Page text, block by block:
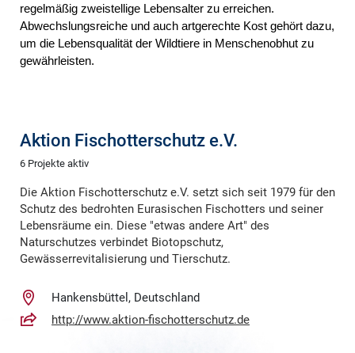
regelmäßig zweistellige Lebensalter zu erreichen.
Abwechslungsreiche und auch artgerechte Kost gehört dazu,
um die Lebensqualität der Wildtiere in Menschenobhut zu
gewährleisten.
Aktion Fischotterschutz e.V.
6 Projekte aktiv
Die Aktion Fischotterschutz e.V. setzt sich seit 1979 für den
Schutz des bedrohten Eurasischen Fischotters und seiner
Lebensräume ein. Diese "etwas andere Art" des
Naturschutzes verbindet Biotopschutz,
Gewässerrevitalisierung und Tierschutz.
Hankensbüttel, Deutschland
http://www.aktion-fischotterschutz.de